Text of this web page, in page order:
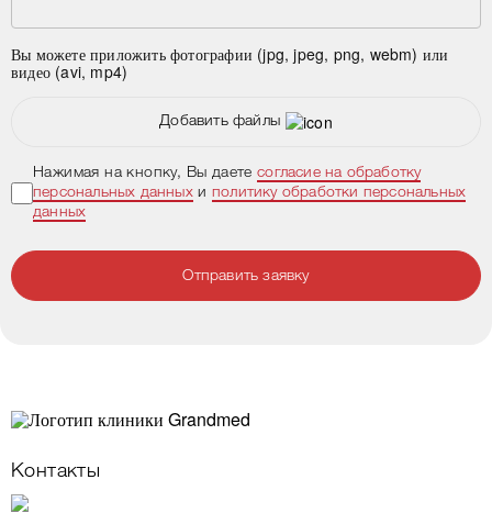
Вы можете приложить фотографии (jpg, jpeg, png, webm) или
видео (avi, mp4)
Добавить файлы
Нажимая на кнопку, Вы даетесогласие на обработку
персональных данныхиполитику обработки персональных
данных
Отправить заявку
Контакты